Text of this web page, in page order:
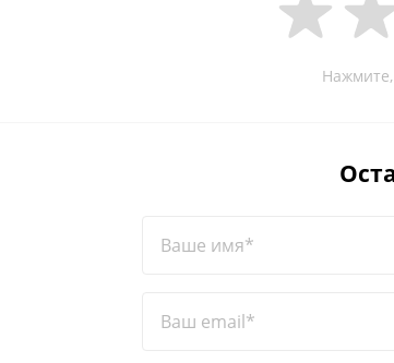
Ваше имя*
Ваш email*